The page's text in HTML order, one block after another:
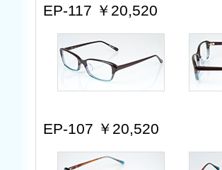
EP-117 ￥20,520
EP-107 ￥20,520